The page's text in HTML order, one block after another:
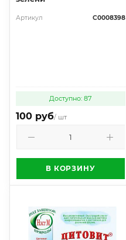
Артикул С0008398
Доступно: 87
100 руб/ шт
В КОРЗИНУ